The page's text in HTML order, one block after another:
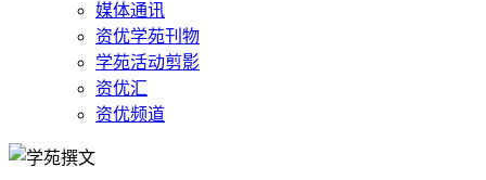
媒体通讯
资优学苑刊物
学苑活动剪影
资优汇
资优频道